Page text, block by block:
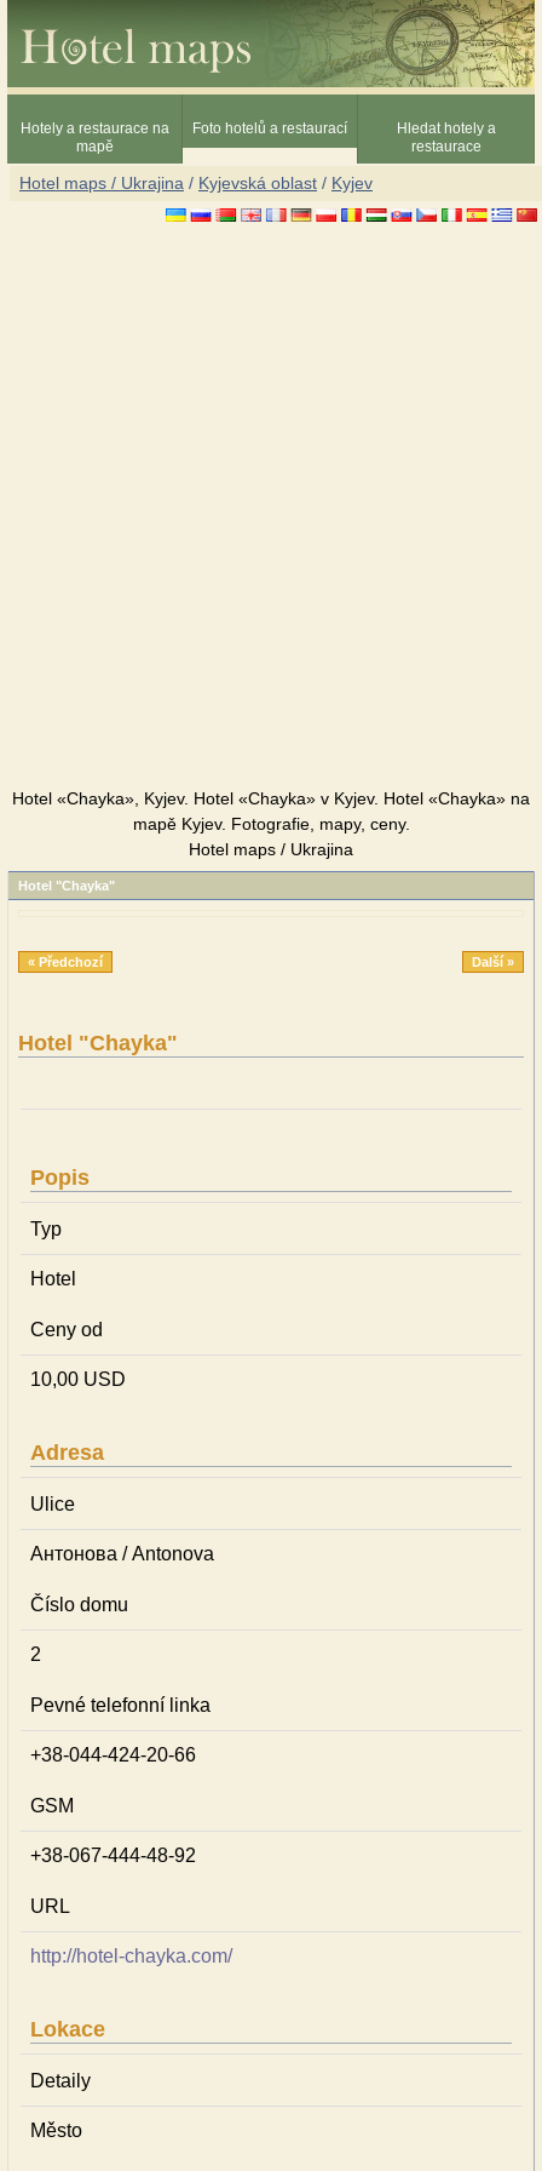
Hotely a restaurace na
mapě
Foto hotelů a restaurací
Hledat hotely a
restaurace
Hotel maps / Ukrajina / Kyjevská oblast / Kyjev
Hotel «Chayka», Kyjev. Hotel «Chayka» v Kyjev. Hotel «Chayka» na
mapě Kyjev. Fotografie, mapy, ceny.
Hotel maps / Ukrajina
Hotel "Chayka"
« Předchozí Další »
Hotel "Chayka"
Popis
Typ
Hotel
Ceny od
10,00 USD
Adresa
Ulice
Антонова / Antonova
Číslo domu
2
Pevné telefonní linka
+38-044-424-20-66
GSM
+38-067-444-48-92
URL
http://hotel-chayka.com/
Lokace
Detaily
Město